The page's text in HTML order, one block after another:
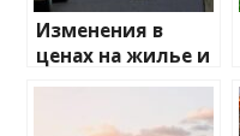
Изменения в
ценах на жилье и
транспорт: что